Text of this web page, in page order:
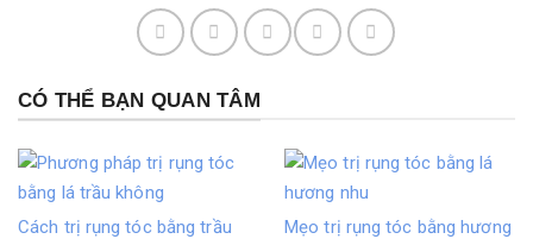
CÓ THỂ BẠN QUAN TÂM
Cách trị rụng tóc bằng trầu
Mẹo trị rụng tóc bằng hương